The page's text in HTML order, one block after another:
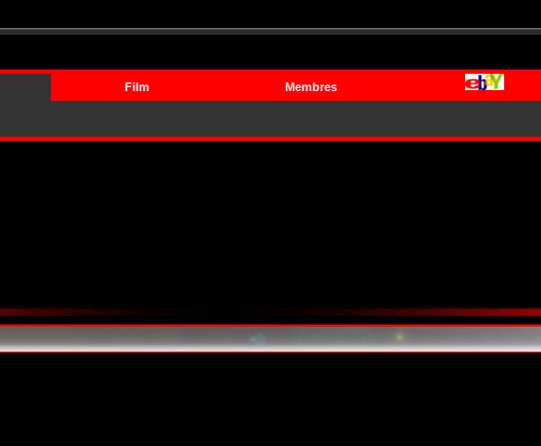
Film Membres